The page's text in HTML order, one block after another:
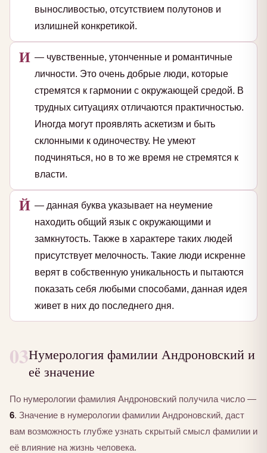
выносливостью, отсутствием полутонов и
излишней конкретикой.
И — чувственные, утонченные и романтичные
личности. Это очень добрые люди, которые
стремятся к гармонии с окружающей средой. В
трудных ситуациях отличаются практичностью.
Иногда могут проявлять аскетизм и быть
склонными к одиночеству. Не умеют
подчиняться, но в то же время не стремятся к
власти.
Й — данная буква указывает на неумение
находить общий язык с окружающими и
замкнутость. Также в характере таких людей
присутствует мелочность. Такие люди искренне
верят в собственную уникальность и пытаются
показать себя любыми способами, данная идея
живет в них до последнего дня.
03Нумерология фамилии Андроновский и
её значение
По нумерологии фамилия Андроновский получила число —
6. Значение в нумерологии фамилии Андроновский, даст
вам возможность глубже узнать скрытый смысл фамилии и
её влияние на жизнь человека.